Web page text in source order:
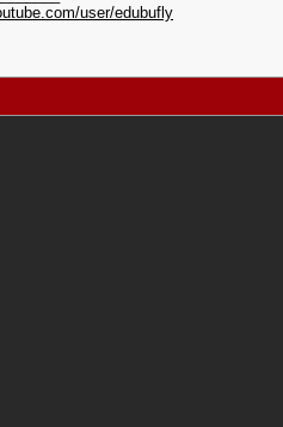
user/edubufly